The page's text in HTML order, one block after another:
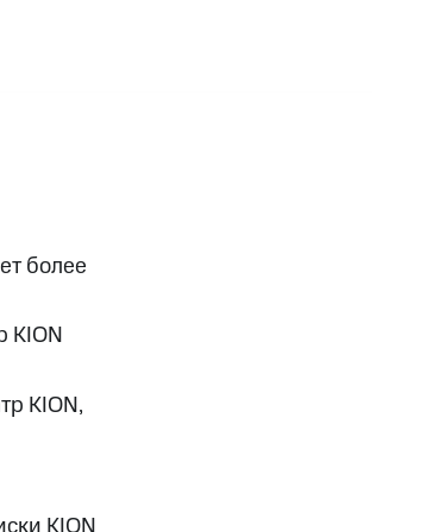
Интернет-магазин
более
KION
KION,